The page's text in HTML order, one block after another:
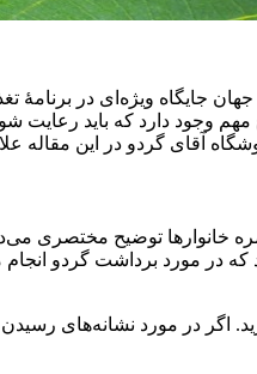
جایگاه ویژه‌ای در
وجود دارد که باید
آقای گردو در این
خانوارها توضیح مختصری
در مورد برداشت گردو
اگر در مورد نشانه‌های